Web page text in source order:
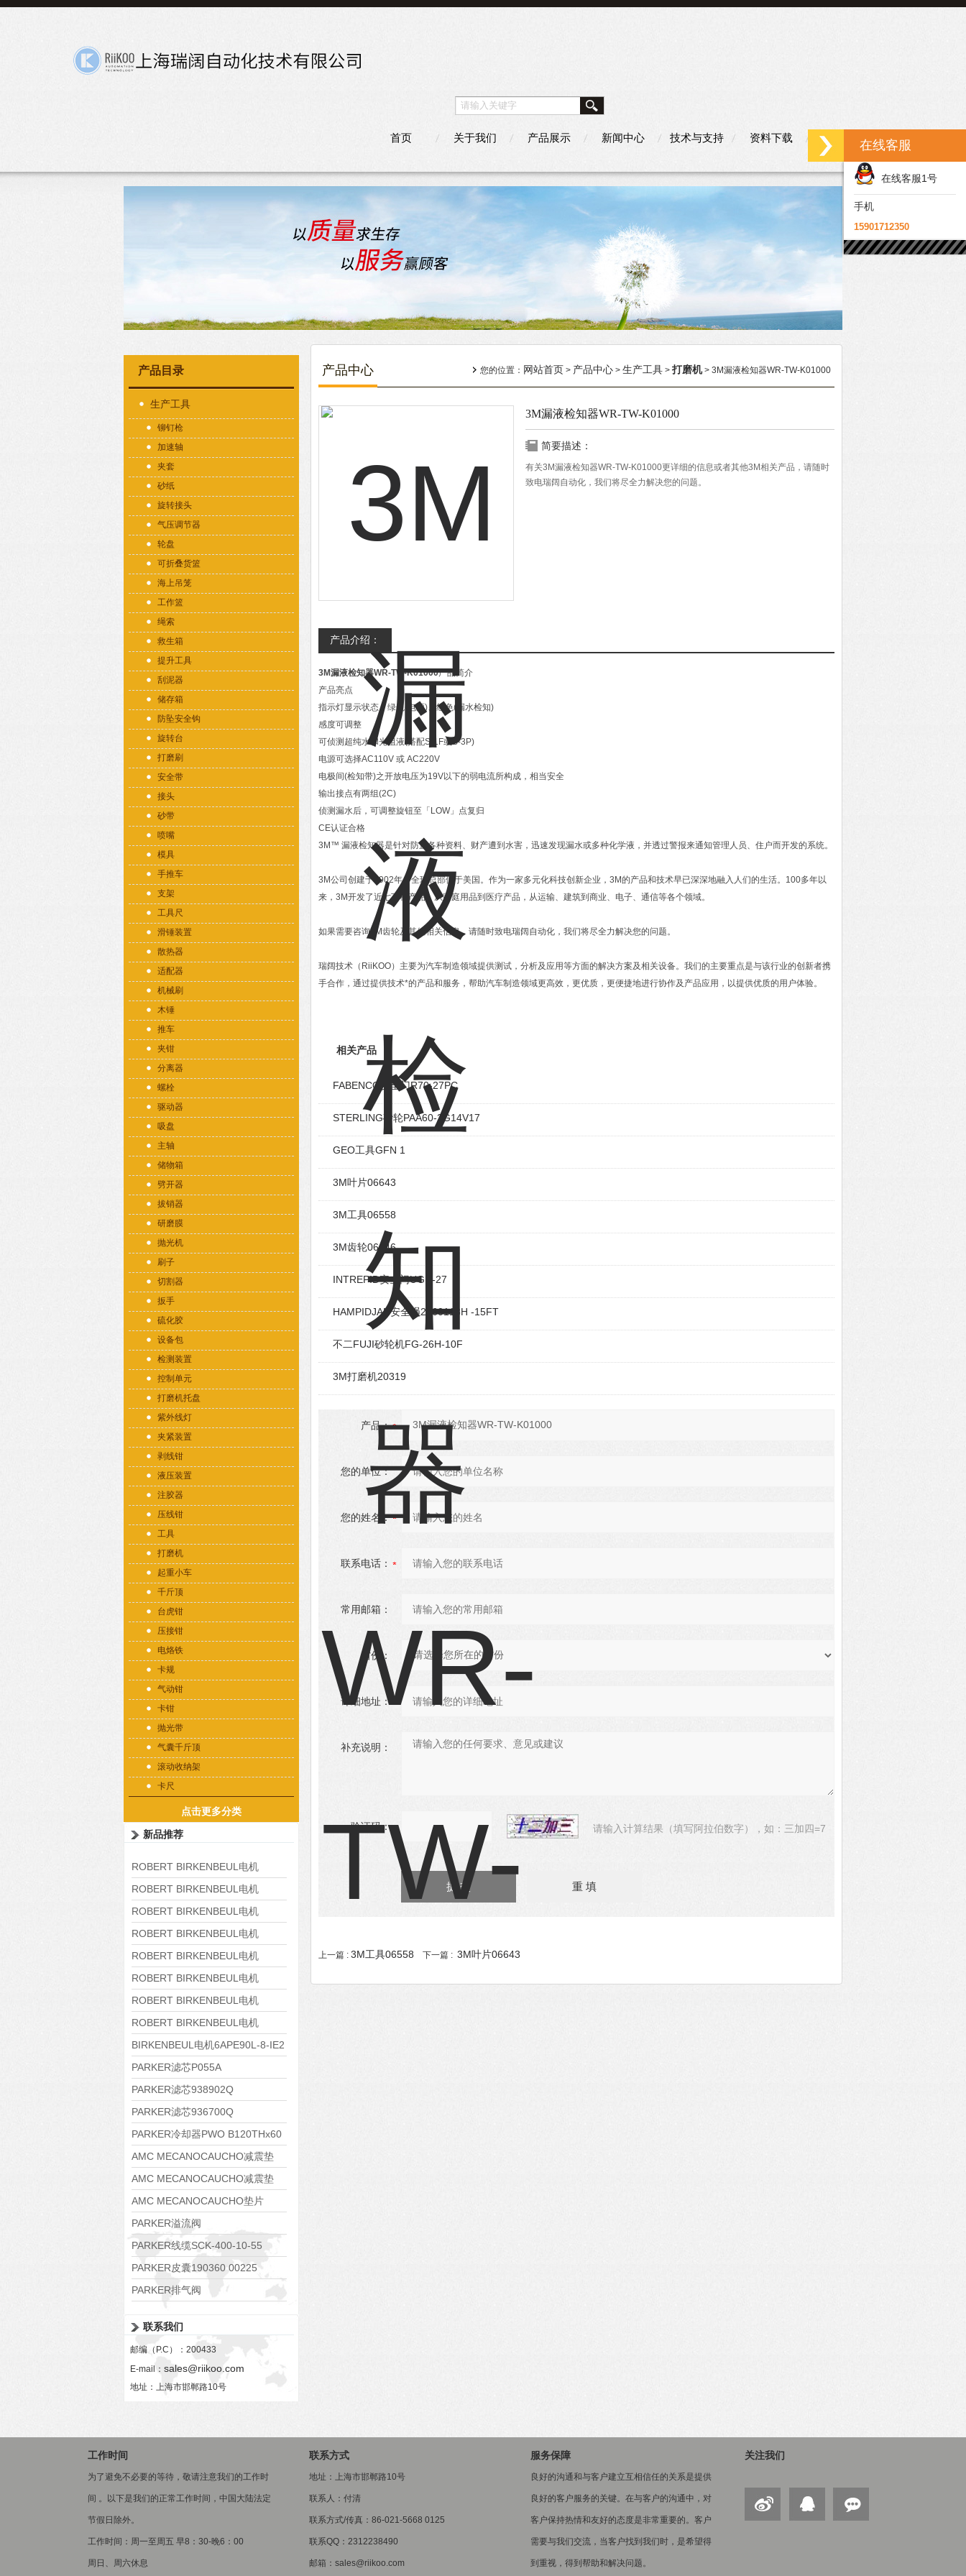
首页 关于我们 产品展示 新闻中心 技术与支持 资料下载 联系我们
产品目录
生产工具
铆钉枪
加速轴
夹套
砂纸
旋转接头
气压调节器
轮盘
可折叠货篮
海上吊笼
工作篮
绳索
救生箱
提升工具
刮泥器
储存箱
防坠安全钩
旋转台
打磨刷
安全带
接头
砂带
喷嘴
模具
手推车
支架
工具尺
滑锤装置
散热器
适配器
机械刷
木锤
推车
夹钳
分离器
螺栓
驱动器
吸盘
主轴
储物箱
劈开器
拔销器
研磨膜
抛光机
刷子
切割器
扳手
硫化胶
设备包
检测装置
控制单元
打磨机托盘
紫外线灯
夹紧装置
剥线钳
液压装置
注胶器
压线钳
工具
打磨机
起重小车
千斤顶
台虎钳
压接钳
电烙铁
卡规
气动钳
卡钳
抛光带
气囊千斤顶
滚动收纳架
卡尺
点击更多分类
新品推荐
ROBERT BIRKENBEUL电机
8APE225M-4-IE3
ROBERT BIRKENBEUL电机
8APE180L-4 IE3
ROBERT BIRKENBEUL电机
8APE160M-6 IE3
ROBERT BIRKENBEUL电机
8APE160L-4-IE3
ROBERT BIRKENBEUL电机
8APE112M-6K-IE3
ROBERT BIRKENBEUL电机
8APE100L-2 IE3
ROBERT BIRKENBEUL电机
8APE90S-4 IE3
ROBERT BIRKENBEUL电机
8APE80M-2K-IE3
BIRKENBEUL电机6APE90L-8-IE2
PARKER滤芯P055A
PARKER滤芯938902Q
PARKER滤芯936700Q
PARKER冷却器PWO B120THx60
AMC MECANOCAUCHO减震垫
138552
AMC MECANOCAUCHO减震垫
138551
AMC MECANOCAUCHO垫片
608074
PARKER溢流阀
RE06M35W2N1KWXG087
PARKER线缆SCK-400-10-55
PARKER皮囊190360 00225
PARKER排气阀
联系我们
邮编（P.C）：200433
E-mail： sales@riikoo.com
地址：上海市邯郸路10号
产品中心 您的位置： 网站首页 > 产品中心 > 生产工具 > 打磨机> 3M漏液检知器WR-TW-K01000
3M漏液检知器WR-TW-K01000
简要描述：
有关3M漏液检知器WR-TW-K01000更详细的信息或者其他3M相关产品，请随时
致电瑞阔自动化，我们将尽全力解决您的问题。
产品介绍：
3M漏液检知器WR-TW-K01000产品简介
产品亮点
指示灯显示状态，绿色(电源)、红色(漏水检知)
感度可调整
可侦测超纯水和光阻液(搭配S-1F或B-3P)
电源可选择AC110V 或 AC220V
电极间(检知带)之开放电压为19V以下的弱电流所构成，相当安全
输出接点有两组(2C)
侦测漏水后，可调整旋钮至「LOW」点复归
CE认证合格
3M™ 漏液检知器是针对防止各种资料、财产遭到水害，迅速发现漏水或多种化学液，并透过警报来通知管理人员、住户而开发的系统。
3M公司创建于1902年，全球总部位于美国。作为一家多元化科技创新企业，3M的产品和技术早已深深地融入人们的生活。100多年以
来，3M开发了近七万种产品，从家庭用品到医疗产品，从运输、建筑到商业、电子、通信等各个领域。
如果需要咨询3M齿轮及其他相关信息，请随时致电瑞阔自动化，我们将尽全力解决您的问题。
瑞阔技术（RiiKOO）主要为汽车制造领域提供测试，分析及应用等方面的解决方案及相关设备。我们的主要重点是与该行业的创新者携
手合作，通过提供技术*的产品和服务，帮助汽车制造领域更高效，更优质，更便捷地进行协作及产品应用，以提供优质的用户体验。
相关产品
FABENCO安全门R70-27PC
STERLING砂轮PAA60-2G14V17
GEO工具GFN 1
3M叶片06643
3M工具06558
3M齿轮06646
INTREPID安全门UGD-27
HAMPIDJAN安全绳2860118H -15FT
不二FUJI砂轮机FG-26H-10F
3M打磨机20319
产品：
您的单位：
您的姓名：
联系电话：
常用邮箱：
省份：
详细地址：
补充说明：
验证码： 请输入计算结果（填写阿拉伯数字），如：三加四=7
上一篇 : 3M工具06558 下一篇 : 3M叶片06643
工作时间
为了避免不必要的等待，敬请注意我们的工作时
间 。以下是我们的正常工作时间，中国大陆法定
节假日除外。
工作时间：周一至周五 早8：30-晚6：00
周日、周六休息
联系方式
地址：上海市邯郸路10号
联系人：付清
联系方式/传真：86-021-5668 0125
联系QQ：2312238490
邮箱：sales@riikoo.com
服务保障
良好的沟通和与客户建立互相信任的关系是提供
良好的客户服务的关键。在与客户的沟通中，对
客户保持热情和友好的态度是非常重要的。客户
需要与我们交流，当客户找到我们时，是希望得
到重视，得到帮助和解决问题。
关注我们
在线客服
在线客服1号
手机
15901712350